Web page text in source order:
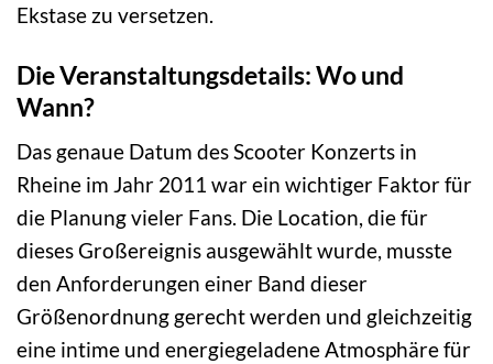
Ekstase zu versetzen.
Die Veranstaltungsdetails: Wo und
Wann?
Das genaue Datum des Scooter Konzerts in
Rheine im Jahr 2011 war ein wichtiger Faktor für
die Planung vieler Fans. Die Location, die für
dieses Großereignis ausgewählt wurde, musste
den Anforderungen einer Band dieser
Größenordnung gerecht werden und gleichzeitig
eine intime und energiegeladene Atmosphäre für